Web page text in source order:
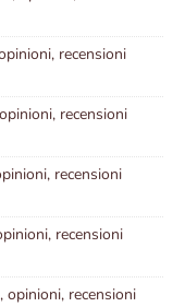
recensioni
recensioni
recensioni
recensioni
opinioni, recensioni